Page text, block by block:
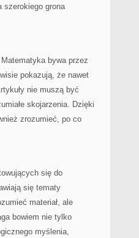
szerokiego grona
bywa przez
pokazują, że nawet
nie muszą być
skojarzenia. Dzięki
zrozumieć, po co
się do
się tematy
materiał, ale
bowiem nie tylko
myślenia,